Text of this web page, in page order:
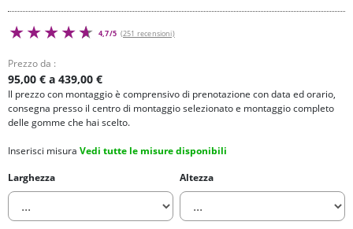
4,7/5 (251 recensioni)
Prezzo da :
95,00 € a 439,00 €
Il prezzo con montaggio è comprensivo di prenotazione con data ed orario,
consegna presso il centro di montaggio selezionato e montaggio completo
delle gomme che hai scelto.
Inserisci misura Vedi tutte le misure disponibili
Larghezza
Altezza